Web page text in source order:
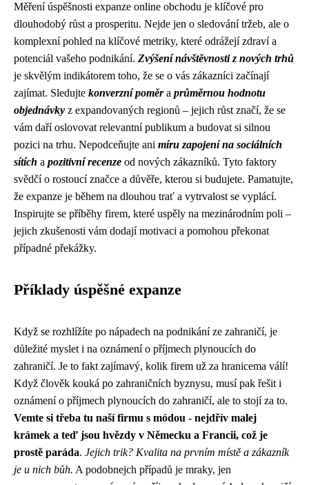
Měření úspěšnosti expanze online obchodu je klíčové pro
dlouhodobý růst a prosperitu. Nejde jen o sledování tržeb, ale o
komplexní pohled na klíčové metriky, které odrážejí zdraví a
potenciál vašeho podnikání. Zvýšení návštěvnosti z nových trhů
je skvělým indikátorem toho, že se o vás zákazníci začínají
zajímat. Sledujte konverzní poměra průměrnou hodnotu
objednávky z expandovaných regionů – jejich růst značí, že se
vám daří oslovovat relevantní publikum a budovat si silnou
pozici na trhu. Nepodceňujte ani míru zapojení na sociálních
sítích a pozitivní recenze od nových zákazníků. Tyto faktory
svědčí o rostoucí značce a důvěře, kterou si budujete. Pamatujte,
že expanze je během na dlouhou trať a vytrvalost se vyplácí.
Inspirujte se příběhy firem, které uspěly na mezinárodním poli –
jejich zkušenosti vám dodají motivaci a pomohou překonat
případné překážky.
Příklady úspěšné expanze
Když se rozhlížíte po nápadech na podnikání ze zahraničí, je
důležité myslet i na oznámení o příjmech plynoucích do
zahraničí. Je to fakt zajímavý, kolik firem už za hranicema válí!
Když člověk kouká po zahraničních byznysu, musí pak řešit i
oznámení o příjmech plynoucích do zahraničí, ale to stojí za to.
Vemte si třeba tu naší firmu s módou - nejdřív malej
krámek a teď jsou hvězdy v Německu a Francii, což je
prostě paráda. Jejich trik? Kvalita na prvním místě a zákazník
je u nich bůh. A podobnejch případů je mraky, jen